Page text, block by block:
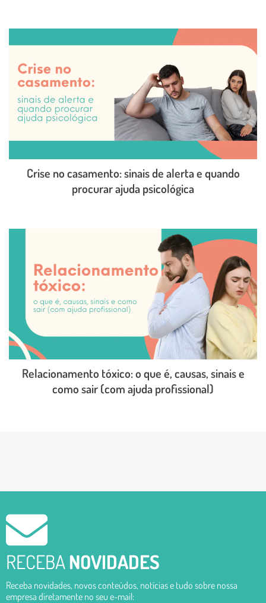
Crise no casamento: sinais de alerta e quando
procurar ajuda psicológica
Relacionamento tóxico: o que é, causas, sinais e
como sair (com ajuda profissional)
RECEBANOVIDADES
Receba novidades, novos conteúdos, notícias e tudo sobre nossa
empresa diretamente no seu e-mail: